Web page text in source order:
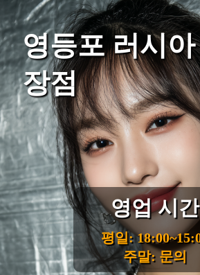
영등포 러시
장점
영업 시간
평일:
주말: 문의